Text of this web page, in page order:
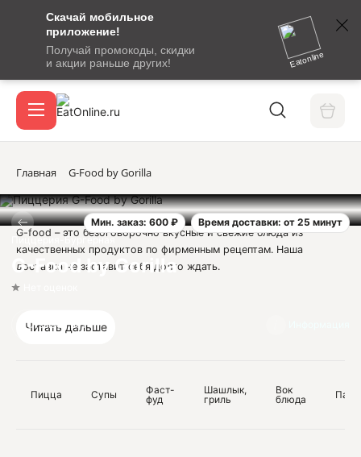
Скачай мобильное
приложение!
Получай промокоды, скидки
и акции раньше других!
Eatonline
сообщение
кодом
подтверждения
Вход / регистрация
Акции
Главная G-Food by Gorilla
Мин. заказ: 600 ₽
Время доставки: от 25 минут
Пиццерия-Бургерная
G-Food by Gorilla
Отзывов нет
G-food – это безоговорочно вкусные и свежие блюда из
качественных продуктов по фирменным рецептам. Наша
доставка не заставит себя долго ждать.
ИП Тищенко Олег Алексеевич
Читать дальше
Пицца Супы
Фаст-
фуд
Шашлык,
гриль
Вок
блюда